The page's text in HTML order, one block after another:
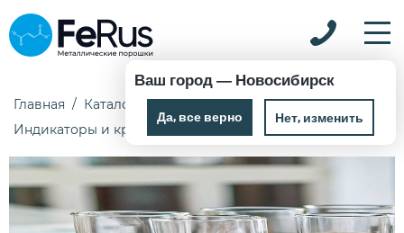
Ваш город — Новосибирск
Да, все верно Нет, изменить
Главная Каталог
Химические реактивы
Индикаторы и красители
2,2-Дипиридил 0,1 кг ИМП